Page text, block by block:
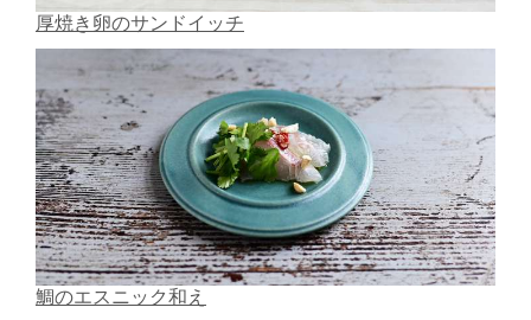
厚焼き卵のサンドイッチ
鯛のエスニック和え